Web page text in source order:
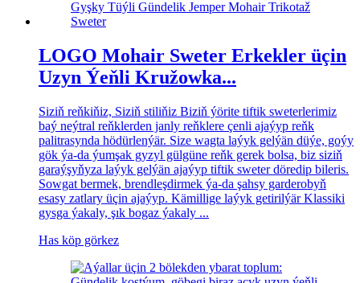
LOGO Mohair Sweter Erkekler üçin
Uzyn Ýeňli Kružowka...
Siziň reňkiňiz, Siziň stiliňiz​ Biziň ýörite tiftik sweterlerimiz
baý neýtral reňklerden janly reňklere çenli ajaýyp reňk
palitrasynda hödürlenýär. Size wagta laýyk gelýän düýe, goýy
gök ýa-da ýumşak gyzyl gülgüne reňk gerek bolsa, biz siziň
garaýşyňyza laýyk gelýän ajaýyp tiftik sweter döredip bileris.
Sowgat bermek, brendleşdirmek ýa-da şahsy garderobyň
esasy zatlary üçin ajaýyp. Kämillige laýyk getirilýär​ Klassiki
gysga ýakaly, şık bogaz ýakaly ...
Has köp görkez